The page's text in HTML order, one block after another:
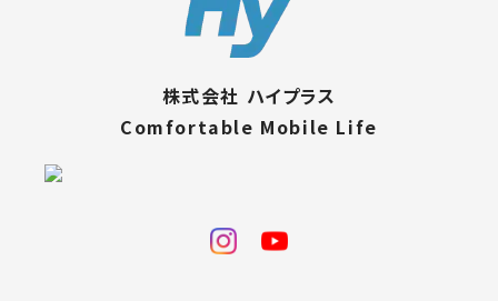
株式会社 ハイプラス
Comfortable Mobile Life